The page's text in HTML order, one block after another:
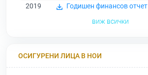
2019
Годишен финансов отчет
виж всички
ОСИГУРЕНИ ЛИЦА В НОИ